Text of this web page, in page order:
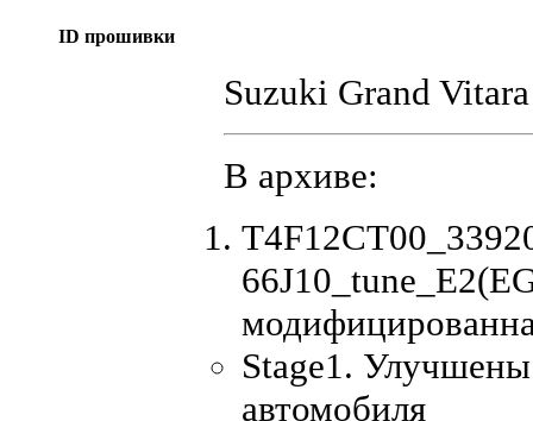
ID прошивки
Suzuki Grand Vitara
В архиве:
Stage1.
автомобиля